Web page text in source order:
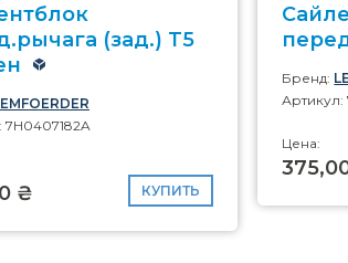
(зад.) T5
7H0407182A
₴ КУПИТЬ
Бренд:
Артикул:
Цена: